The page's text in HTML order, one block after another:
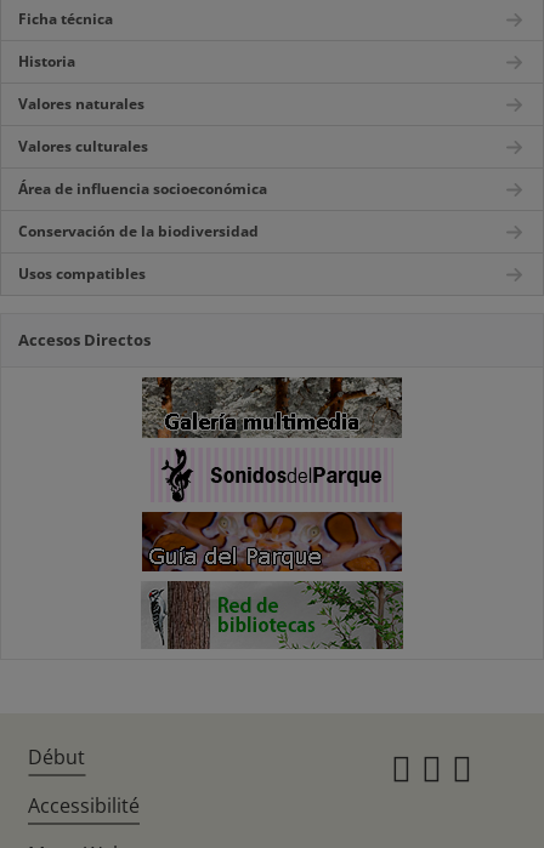
Ficha técnica
Historia
Valores naturales
Valores culturales
Área de influencia socioeconómica
Conservación de la biodiversidad
Usos compatibles
Accesos Directos
Début
Accessibilité